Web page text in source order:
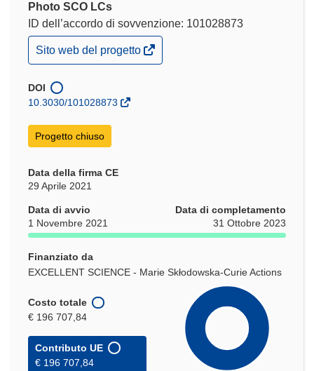
Photo SCO LCs
ID dell’accordo di sovvenzione: 101028873
(si
apre
una
nuova
Sito web del progetto
DOI
10.3030/101028873
Progetto chiuso
Data della firma CE
29 Aprile 2021
Data di avvio
1 Novembre 2021
Data di completamento
31 Ottobre 2023
Finanziato da
EXCELLENT SCIENCE - Marie Skłodowska-Curie Actions
Costo totale
€ 196 707,84
Contributo UE
€ 196 707,84